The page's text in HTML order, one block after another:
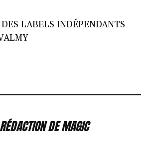
LABELS INDÉPENDANTS
DE MAGIC